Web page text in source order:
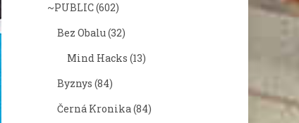
~PUBLIC(602)
Bez Obalu(32)
Mind Hacks (13)
Byznys (84)
Černá Kronika(84)